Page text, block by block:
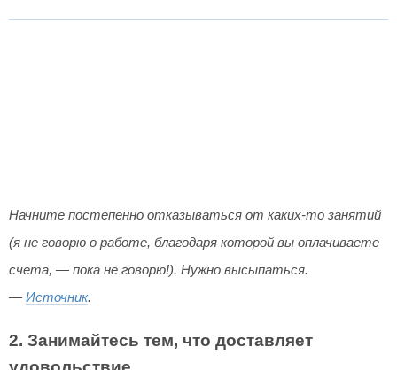
Начните постепенно отказываться от каких-то занятий
(я не говорю о работе, благодаря которой вы оплачиваете
счета, — пока не говорю!). Нужно высыпаться.
— Источник.
2. Занимайтесь тем, что доставляет